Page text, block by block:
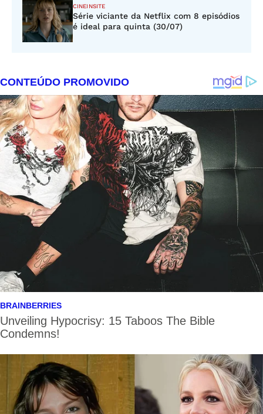
CINEINSITE
Série viciante da Netflix com 8 episódios
é ideal para quinta (30/07)